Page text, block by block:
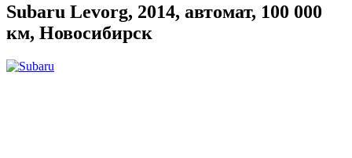
Subaru Levorg, 2014, автомат, 100 000
км, Новосибирск